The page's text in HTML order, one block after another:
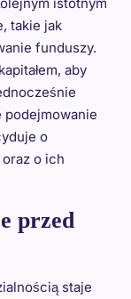
takie jak
funduszy.
aby
podejmowanie
o
o ich
przed
staje